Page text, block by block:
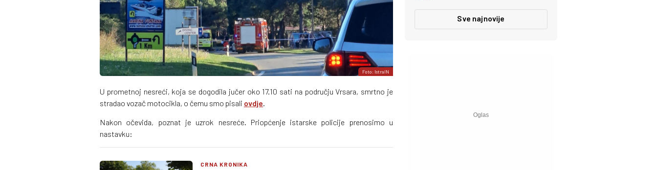
Foto: IstraIN
U prometnoj nesreći, koja se dogodila jučer oko 17.10 sati na području Vrsara, smrtno je
stradao vozač motocikla, o čemu smo pisali ovdje.
Nakon očevida, poznat je uzrok nesreće. Priopćenje istarske policije prenosimo u
nastavku:
CRNA KRONIKA
Sve najnovije